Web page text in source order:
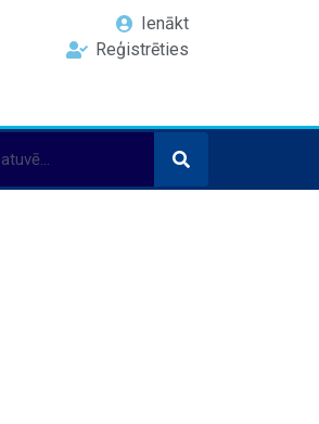
Ienākt
Reģistrēties